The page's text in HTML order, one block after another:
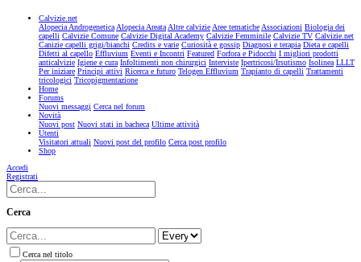
Calvizie.net
Alopecia AndrogeneticaAlopecia AreataAltre calvizieAree tematicheAssociazioni Biologia dei
capelli Calvizie Comune Calvizie Digital Academy Calvizie Femminile Calvizie TV Calvizie.net
Canizie capelli grigi/bianchi Credits e varie Curiosità e gossip Diagnosi e terapia Dieta e capelli
Difetti al capello Effluvium Eventi e Incontri Featured Forfora e Pidocchi I migliori prodotti
anticalvizie Igiene e cura Infoltimenti non chirurgici Interviste Ipertricosi/Irsutismo Isolinea LLLT
Per iniziare Principi attivi Ricerca e futuro Telogen Effluvium Trapianto di capelli Trattamenti
tricologici Tricopigmentazione
Home
Forums
Nuovi messaggi Cerca nel forum
Novità
Nuovi post Nuovi stati in bacheca Ultime attività
Utenti
Visitatori attuali Nuovi post del profilo Cerca post profilo
Shop
Accedi
Registrati
Cerca
Cerca nel titolo